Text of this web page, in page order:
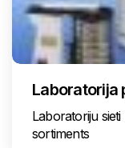
Laboratorija
Laboratoriju
sortiments